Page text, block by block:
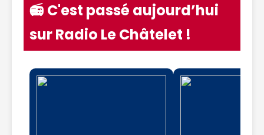
📻 C'est passé aujourd’hui
sur Radio Le Châtelet !